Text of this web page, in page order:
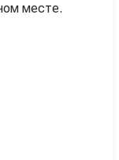
месте.